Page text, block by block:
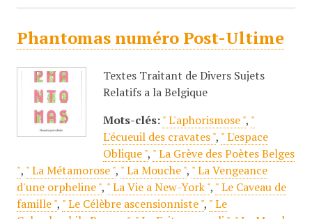
Phantomas numéro Post-Ultime
Textes Traitant de Divers Sujets
Relatifs a la Belgique
Mots-clés: " L'aphorismose ", "
L'écueuil des cravates ", " L'espace
Oblique ", " La Grève des Poètes Belges
", " La Métamorose ", " La Mouche ", " La Vengeance
d'une orpheline ", " La Vie a New-York ", " Le Caveau de
famille ", " Le Célèbre ascensionniste ", " Le